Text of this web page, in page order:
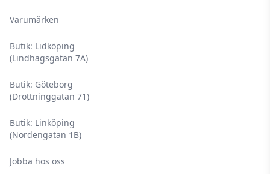
Varumärken
Butik: Lidköping
(Lindhagsgatan 7A)
Butik: Göteborg
(Drottninggatan 71)
Butik: Linköping
(Nordengatan 1B)
Jobba hos oss